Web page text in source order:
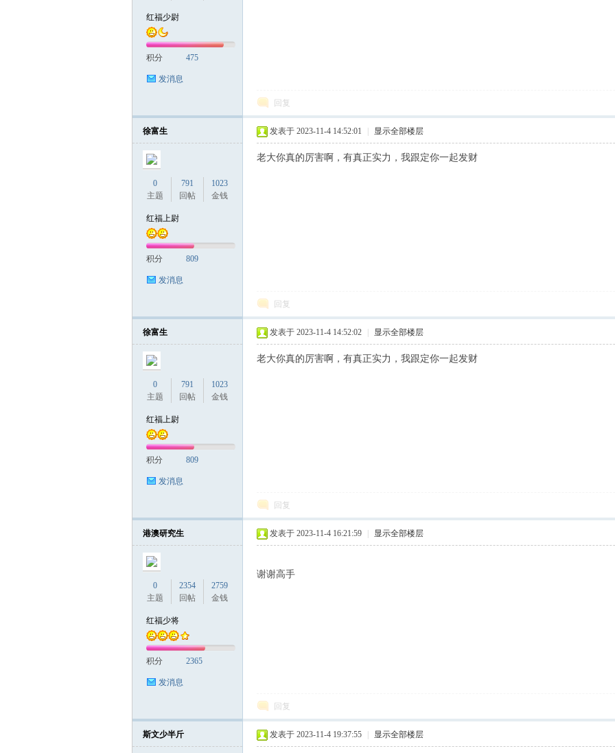
红福少尉
积分 475
发消息
回复
徐富生
0
主题
791
回帖
1023
金钱
红福上尉
积分 809
发消息
发表于 2023-11-4 14:52:01 显示全部楼层
老大你真的厉害啊，有真正实力，我跟定你一起发财
回复
徐富生
0
主题
791
回帖
1023
金钱
红福上尉
积分 809
发消息
发表于 2023-11-4 14:52:02 显示全部楼层
老大你真的厉害啊，有真正实力，我跟定你一起发财
回复
港澳研究生
0
主题
2354
回帖
2759
金钱
红福少将
积分 2365
发消息
发表于 2023-11-4 16:21:59 显示全部楼层
谢谢高手
回复
斯文少半斤 发表于 2023-11-4 19:37:55 显示全部楼层